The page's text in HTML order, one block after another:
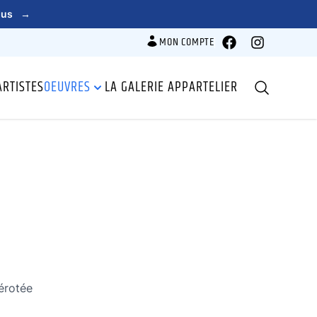
→
MON COMPTE FacebookInstagram
OEUVRES LA GALERIE APPARTELIER Recherche